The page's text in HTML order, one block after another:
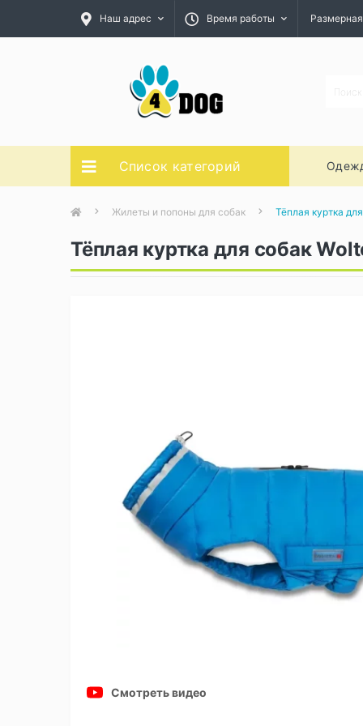
Наш адрес Время работы
Список категорий
Жилеты и попоны для собак Тёплая куртка
Тёплая куртка для собак
Смотреть видео